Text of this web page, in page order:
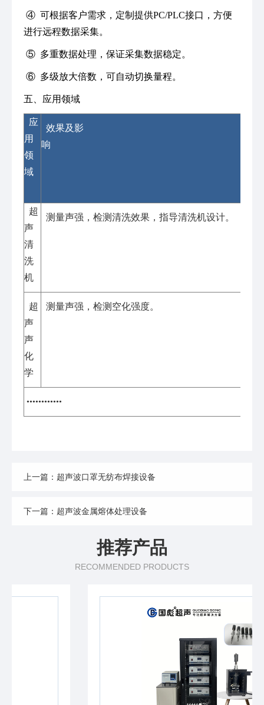
④ 可根据客户需求，定制提供PC/PLC接口，方便
进行远程数据采集。
⑤ 多重数据处理，保证采集数据稳定。
⑥ 多级放大倍数，可自动切换量程。
五、应用领域
应
用
领
域
效果及影
响
超
声
清
洗
机
测量声强，检测清洗效果，指导清洗机设计。
超
声
声
化
学
测量声强，检测空化强度。
••••••••••••
上一篇：超声波口罩无纺布焊接设备
下一篇：超声波金属熔体处理设备
推荐产品
RECOMMENDED PRODUCTS